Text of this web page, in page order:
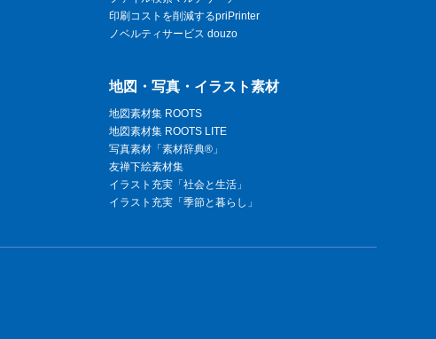
印刷コストを削減するpriPrinter
ノベルティサービス douzo
地図・写真・イラスト素材
地図素材集 ROOTS
地図素材集 ROOTS LITE
写真素材「素材辞典®」
友禅下絵素材集
イラスト充実「社会と生活」
イラスト充実「季節と暮らし」